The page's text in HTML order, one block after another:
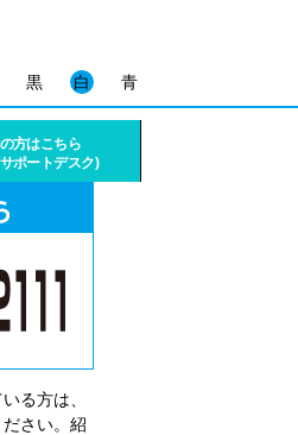
黒 白 青
方はこちら
ポートデスク)
る方は、
さい。紹